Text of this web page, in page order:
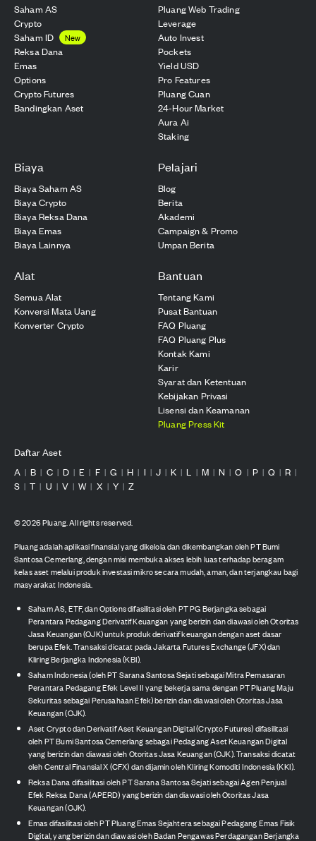
Saham AS
Crypto
Saham ID
New
Reksa Dana
Emas
Options
Crypto Futures
Bandingkan Aset
Pluang Web Trading
Leverage
Auto Invest
Pockets
Yield USD
Pro Features
Pluang Cuan
24-Hour Market
Aura Ai
Staking
Biaya
Biaya Saham AS
Biaya Crypto
Biaya Reksa Dana
Biaya Emas
Biaya Lainnya
Pelajari
Blog
Berita
Akademi
Campaign & Promo
Umpan Berita
Alat
Semua Alat
Konversi Mata Uang
Konverter Crypto
Bantuan
Tentang Kami
Pusat Bantuan
FAQ Pluang
FAQ Pluang Plus
Kontak Kami
Karir
Syarat dan Ketentuan
Kebijakan Privasi
Lisensi dan Keamanan
Pluang Press Kit
Daftar Aset
A | B | C | D | E | F | G | H | I | J | K | L | M | N | O | P | Q | R |
S | T | U | V | W | X | Y | Z
©2026Pluang. All rights reserved.
Pluang adalah aplikasi finansial yang dikelola dan dikembangkan oleh PT Bumi
Santosa Cemerlang, dengan misi membuka akses lebih luas terhadap beragam
kelas aset melalui produk investasi mikro secara mudah, aman, dan terjangkau bagi
masyarakat Indonesia.
Saham AS, ETF, dan Options difasilitasi oleh PT PG Berjangka sebagai
Perantara Pedagang Derivatif Keuangan yang berizin dan diawasi oleh Otoritas
Jasa Keuangan (OJK) untuk produk derivatif keuangan dengan aset dasar
berupa Efek. Transaksi dicatat pada Jakarta Futures Exchange (JFX) dan
Kliring Berjangka Indonesia (KBI).
Saham Indonesia (oleh PT Sarana Santosa Sejati sebagai Mitra Pemasaran
Perantara Pedagang Efek Level II yang bekerja sama dengan PT Pluang Maju
Sekuritas sebagai Perusahaan Efek) berizin dan diawasi oleh Otoritas Jasa
Keuangan (OJK).
Aset Crypto dan Derivatif Aset Keuangan Digital (Crypto Futures) difasilitasi
oleh PT Bumi Santosa Cemerlang sebagai Pedagang Aset Keuangan Digital
yang berizin dan diawasi oleh Otoritas Jasa Keuangan (OJK). Transaksi dicatat
oleh Central Finansial X (CFX) dan dijamin oleh Kliring Komoditi Indonesia (KKI).
Reksa Dana difasilitasi oleh PT Sarana Santosa Sejati sebagai Agen Penjual
Efek Reksa Dana (APERD) yang berizin dan diawasi oleh Otoritas Jasa
Keuangan (OJK).
Emas difasilitasi oleh PT Pluang Emas Sejahtera sebagai Pedagang Emas Fisik
Digital, yang berizin dan diawasi oleh Badan Pengawas Perdagangan Berjangka